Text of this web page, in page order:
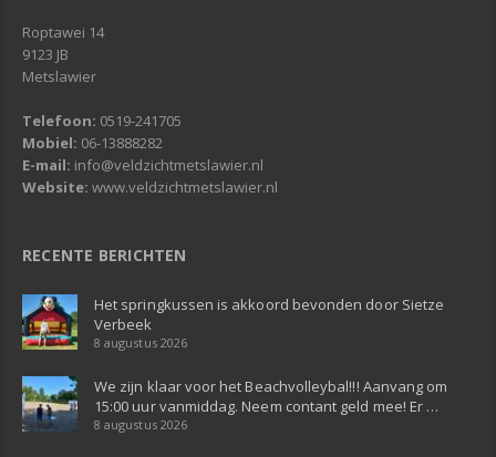
Roptawei 14
9123 JB
Metslawier
Telefoon: 0519-241705
Mobiel: 06-13888282
E-mail: info@veldzichtmetslawier.nl
Website: www.veldzichtmetslawier.nl
RECENTE BERICHTEN
Het springkussen is akkoord bevonden door Sietze
Verbeek
8 augustus 2026
We zijn klaar voor het Beachvolleybal!!! Aanvang om
15:00 uur vanmiddag. Neem contant geld mee! Er …
8 augustus 2026